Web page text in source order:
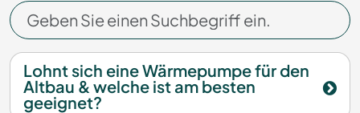
Lohnt sich eine Wärmepumpe für den
Altbau & welche ist am besten
geeignet?